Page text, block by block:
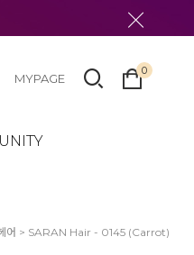
and so Dollmore also stocked
MYPAGE
0
어 > SARAN Hair - 0145 (Carrot)